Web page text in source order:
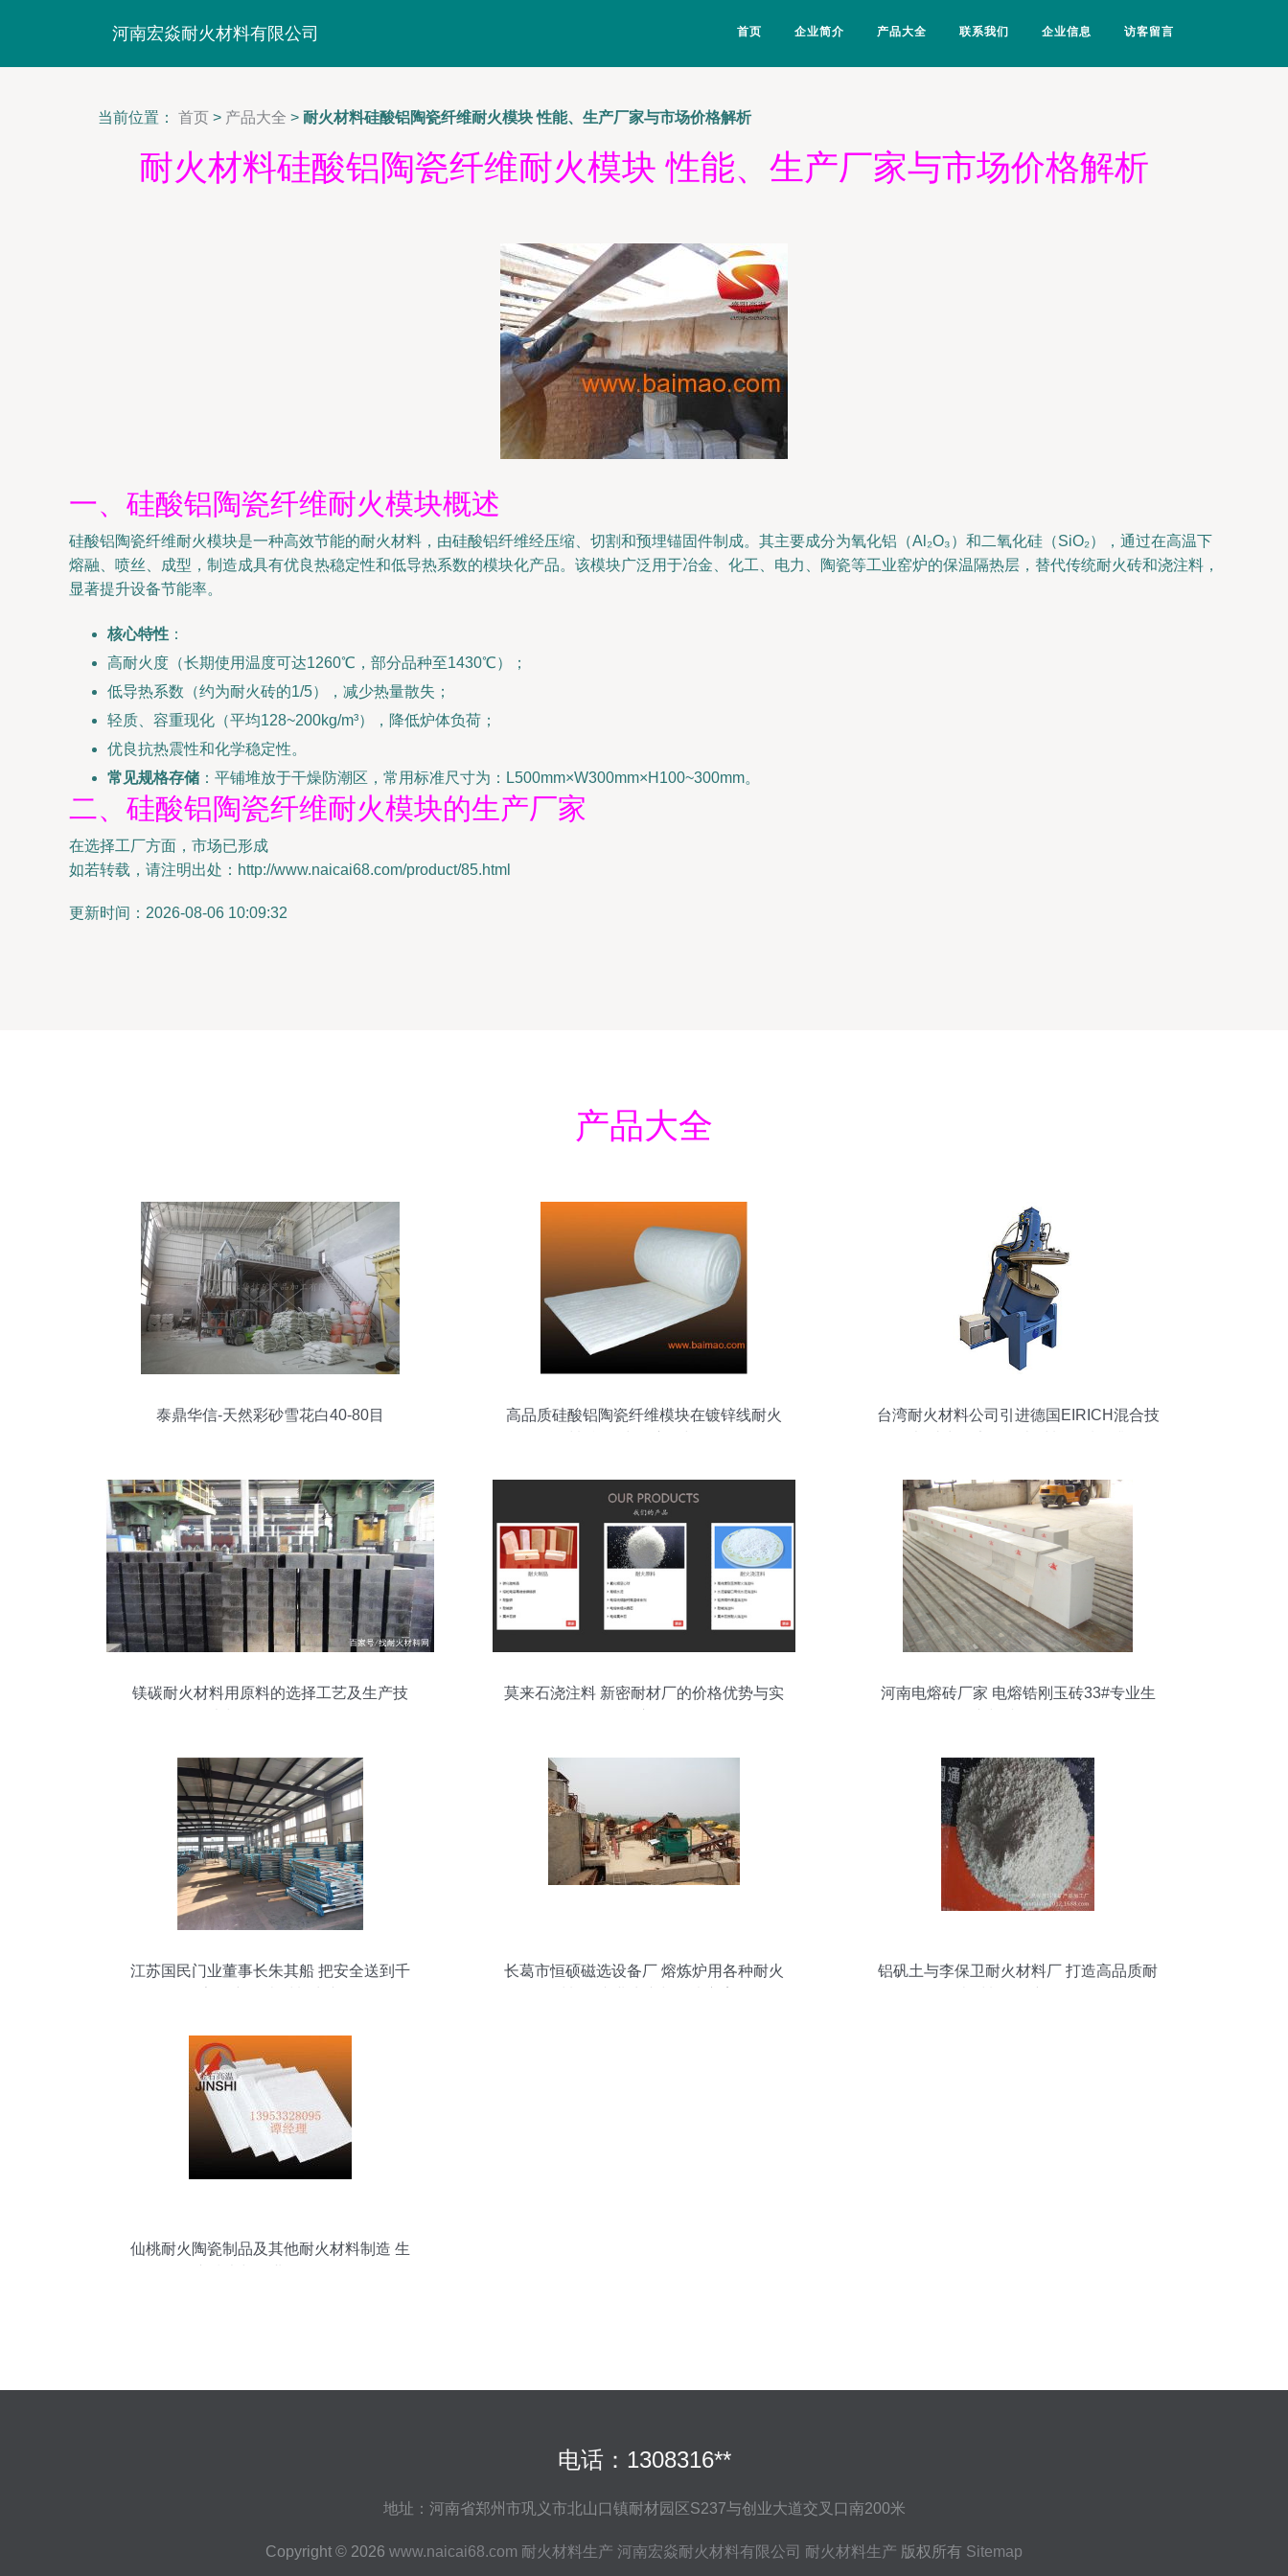
河南宏焱耐火材料有限公司 首页 企业简介 产品大全 联系我们 企业信息 访客留言
当前位置： 首页 > 产品大全 > 耐火材料硅酸铝陶瓷纤维耐火模块 性能、生产厂家与市场价格解析
耐火材料硅酸铝陶瓷纤维耐火模块 性能、生产厂家与市场价格解析
一、硅酸铝陶瓷纤维耐火模块概述
硅酸铝陶瓷纤维耐火模块是一种高效节能的耐火材料，由硅酸铝纤维经压缩、切割和预埋锚固件制成。其主要成分为氧化铝（Al₂O₃）和二氧化硅（SiO₂），通过在高温下
熔融、喷丝、成型，制造成具有优良热稳定性和低导热系数的模块化产品。该模块广泛用于冶金、化工、电力、陶瓷等工业窑炉的保温隔热层，替代传统耐火砖和浇注料，
显著提升设备节能率。
核心特性 ：
高耐火度（长期使用温度可达1260℃，部分品种至1430℃）；
低导热系数（约为耐火砖的1/5），减少热量散失；
轻质、容重现化（平均128~200kg/m³），降低炉体负荷；
优良抗热震性和化学稳定性。
常见规格存储 ：平铺堆放于干燥防潮区，常用标准尺寸为：L500mm×W300mm×H100~300mm。
二、硅酸铝陶瓷纤维耐火模块的生产厂家
在选择工厂方面，市场已形成
如若转载，请注明出处：http://www.naicai68.com/product/85.html
更新时间：2026-08-06 10:09:32
产品大全
泰鼎华信-天然彩砂雪花白40-80目
高品质硅酸铝陶瓷纤维模块在镀锌线耐火
台湾耐火材料公司引进德国EIRICH混合技
镁碳耐火材料用原料的选择工艺及生产技
莫来石浇注料 新密耐材厂的价格优势与实
河南电熔砖厂家 电熔锆刚玉砖33#专业生
江苏国民门业董事长朱其船 把安全送到千
长葛市恒硕磁选设备厂 熔炼炉用各种耐火
铝矾土与李保卫耐火材料厂 打造高品质耐
仙桃耐火陶瓷制品及其他耐火材料制造 生
电话：1308316**
地址：河南省郑州市巩义市北山口镇耐材园区S237与创业大道交叉口南200米
Copyright © 2026 www.naicai68.com 耐火材料生产 河南宏焱耐火材料有限公司 耐火材料生产 版权所有 Sitemap